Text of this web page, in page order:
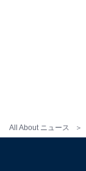
All About ニュース